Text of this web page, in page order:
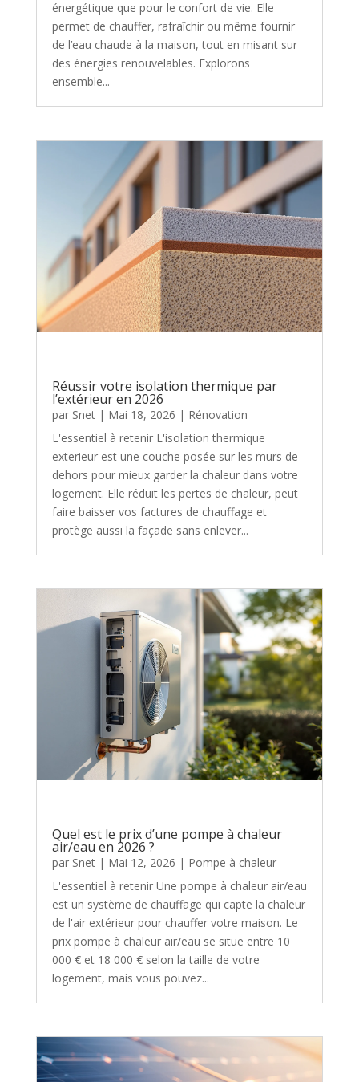
énergétique que pour le confort de vie. Elle
permet de chauffer, rafraîchir ou même fournir
de l’eau chaude à la maison, tout en misant sur
des énergies renouvelables. Explorons
ensemble...
Réussir votre isolation thermique par
l’extérieur en 2026
par Snet| Mai 18, 2026 | Rénovation
L'essentiel à retenir L'isolation thermique
exterieur est une couche posée sur les murs de
dehors pour mieux garder la chaleur dans votre
logement. Elle réduit les pertes de chaleur, peut
faire baisser vos factures de chauffage et
protège aussi la façade sans enlever...
Quel est le prix d’une pompe à chaleur
air/eau en 2026 ?
par Snet| Mai 12, 2026 | Pompe à chaleur
L'essentiel à retenir Une pompe à chaleur air/eau
est un système de chauffage qui capte la chaleur
de l'air extérieur pour chauffer votre maison. Le
prix pompe à chaleur air/eau se situe entre 10
000 € et 18 000 € selon la taille de votre
logement, mais vous pouvez...